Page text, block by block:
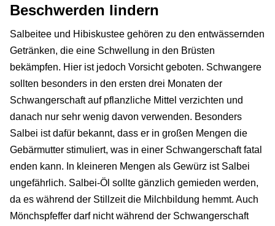
Beschwerden lindern
Salbeitee und Hibiskustee gehören zu den entwässernden
Getränken, die eine Schwellung in den Brüsten
bekämpfen. Hier ist jedoch Vorsicht geboten. Schwangere
sollten besonders in den ersten drei Monaten der
Schwangerschaft auf pflanzliche Mittel verzichten und
danach nur sehr wenig davon verwenden. Besonders
Salbei ist dafür bekannt, dass er in großen Mengen die
Gebärmutter stimuliert, was in einer Schwangerschaft fatal
enden kann. In kleineren Mengen als Gewürz ist Salbei
ungefährlich. Salbei-Öl sollte gänzlich gemieden werden,
da es während der Stillzeit die Milchbildung hemmt. Auch
Mönchspfeffer darf nicht während der Schwangerschaft